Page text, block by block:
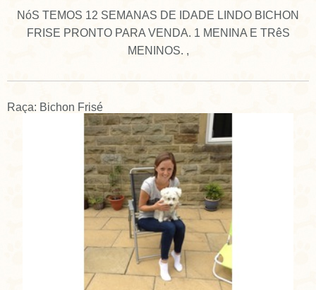
NóS TEMOS 12 SEMANAS DE IDADE LINDO BICHON
FRISE PRONTO PARA VENDA. 1 MENINA E TRêS
MENINOS. ,
Raça: Bichon Frisé